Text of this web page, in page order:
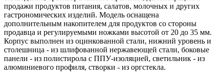
продажи продуктов питания, салатов, молочных и других
гастрономических изделий. Модель оснащена
дополнительным накопителем для продуктов со стороны
продавца и регулируемыми ножками высотой от 20 до 35 мм.
Корпус выполнен из оцинкованной стали, нижний уровень и
столешница - из шлифованной нержавеющей стали, боковые
панели - из полистирола с ППУ-изоляцией, светильник - из
алюминиевого профиля, створки - из оргстекла.